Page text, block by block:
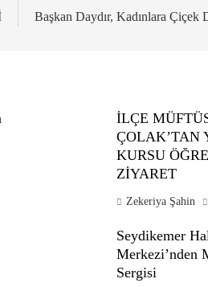
Başkan Daydır, Kadınlara Çiçek
İLÇE
ÇOLAK’TAN
KURSU
ZİYARET
Zekeriya Şahin
Seydikemer
Merkezi’nden
Sergisi